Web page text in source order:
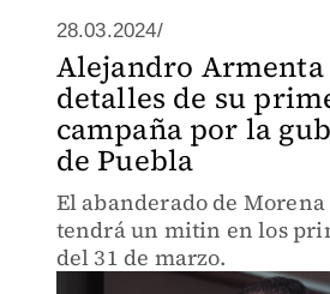
28.03.2024/
Alejandro
detalles de su
campaña por la
de Puebla
El abanderado de
tendrá un mitin en los
del 31 de marzo.